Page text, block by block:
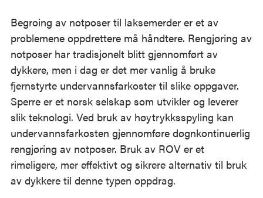
Begroing av notposer til laksemerder er et av
problemene oppdrettere må håndtere. Rengjøring av
notposer har tradisjonelt blitt gjennomført av
dykkere, men i dag er det mer vanlig å bruke
fjernstyrte undervannsfarkoster til slike oppgaver.
Sperre er et norsk selskap som utvikler og leverer
slik teknologi. Ved bruk av høytrykksspyling kan
undervannsfarkosten gjennomføre døgnkontinuerlig
rengjøring av notposer. Bruk av ROV er et
rimeligere, mer effektivt og sikrere alternativ til bruk
av dykkere til denne typen oppdrag.